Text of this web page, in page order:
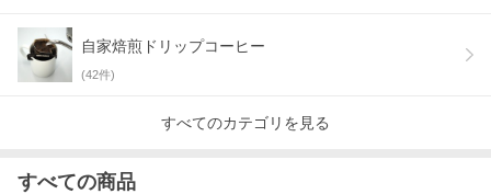
自家焙煎ドリップコーヒー
(42件)
すべてのカテゴリを見る
すべての商品